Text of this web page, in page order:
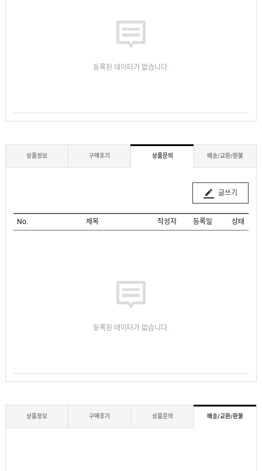
등록된 데이터가 없습니다.
상품정보 구매후기 상품문의 배송/교환/환불
글쓰기
No. 제목 작성자 등록일 상태
등록된 데이터가 없습니다.
상품정보 구매후기 상품문의 배송/교환/환불